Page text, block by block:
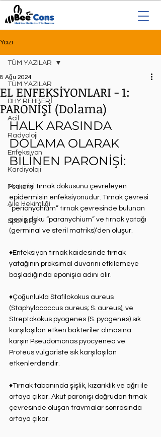
Yazı
TÜM YAZILAR
DHY REHBERİ
Acil
Radyoloji
Enfeksiyon
Kardiyoloji
Pediatri
Aile Hekimliği
Spot Bilgi
TÜM YAZILAR
EL ENFEKSİYONLARI - 1:
PARONİŞİ (Dolama)
8 Ağu 2024
HALK ARASINDA
DOLAMA OLARAK
BİLİNEN PARONİŞİ:
Paronişi tırnak dokusunu çevreleyen
epidermisin enfeksiyonudur. Tırnak çevresi
“perionychium” tırnak çevresinde bulunan
geniş doku “paranychium” ve ⁣tırnak yatağı
(germinal ve steril matriks)’den oluşur. ⁣
♦Enfeksiyon tırnak kaidesinde tırnak
yatağının proksimal duvarını etkilemeye
başladığında eponişia adını alır.⁣
♦Çoğunlukla Stafilokokus aureus
(Staphylococcus ⁣aureus; S. aureus), ve
Streptokokus pyogenes (S. pyogenes) sık
karşılaşılan etken bakteriler olmasına
karşın Pseudomonas pyocyenea ve
Proteus vulgariste sık karşılaşılan
etkenlerdendir.⁣
♦Tırnak tabanında şişlik, kızarıklık ⁣ve ağrı ile
ortaya çıkar. Akut paronişi doğrudan tırnak
çevresinde oluşan travmalar sonrasında
ortaya çıkar. ⁣